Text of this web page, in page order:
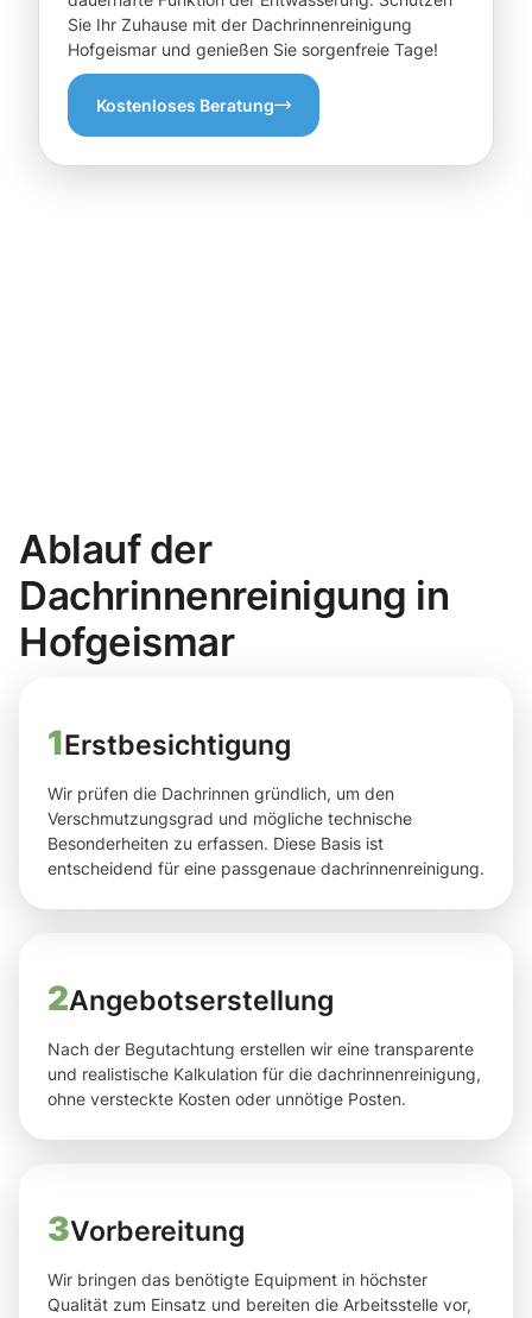
Sie Ihr Zuhause mit der Dachrinnenreinigung
Hofgeismar und genießen Sie sorgenfreie Tage!
Kostenloses Beratung
Ablauf der
Dachrinnenreinigung in
Hofgeismar
1Erstbesichtigung
Wir prüfen die Dachrinnen gründlich, um den
Verschmutzungsgrad und mögliche technische
Besonderheiten zu erfassen. Diese Basis ist
entscheidend für eine passgenaue dachrinnenreinigung.
2Angebotserstellung
Nach der Begutachtung erstellen wir eine transparente
und realistische Kalkulation für die dachrinnenreinigung,
ohne versteckte Kosten oder unnötige Posten.
3Vorbereitung
Wir bringen das benötigte Equipment in höchster
Qualität zum Einsatz und bereiten die Arbeitsstelle vor,